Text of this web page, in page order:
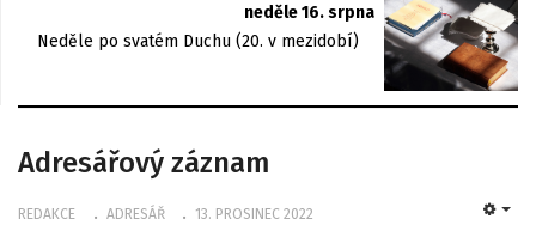
neděle 16. srpna
Neděle po svatém Duchu (20. v mezidobí)
Adresářový záznam
REDAKCE ADRESÁŘ 13. PROSINEC 2022